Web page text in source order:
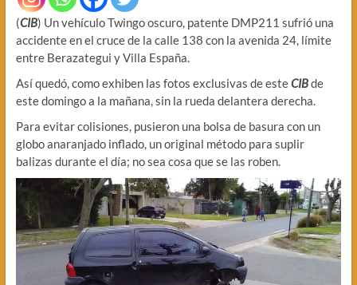
(CIB) Un vehículo Twingo oscuro, patente DMP211 sufrió una
accidente en el cruce de la calle 138 con la avenida 24, límite
entre Berazategui y Villa España.
Así quedó, como exhiben las fotos exclusivas de esteCIBde
este domingo a la mañana, sin la rueda delantera derecha.
Para evitar colisiones, pusieron una bolsa de basura con un
globo anaranjado inflado, un original método para suplir
balizas durante el día; no sea cosa que se las roben.